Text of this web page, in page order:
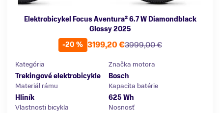
Elektrobicykel Focus Aventura² 6.7 W Diamondblack
Glossy 2025
-20 %
3999,00 €
3199,20 €
Kategória
Trekingové elektrobicykle
Značka motora
Bosch
Materiál rámu
Hliník
Kapacita batérie
625 Wh
Vlastnosti bicykla
Nosnosť